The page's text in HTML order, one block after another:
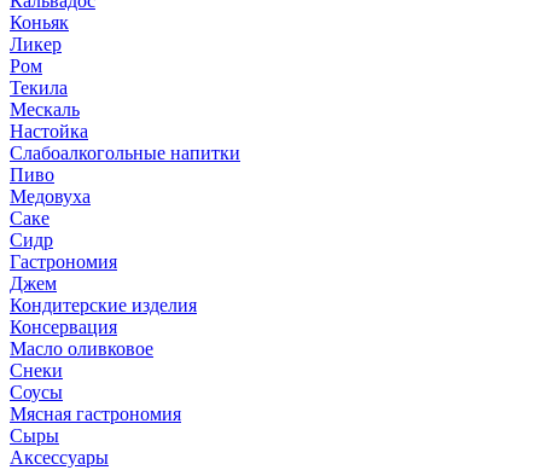
Коньяк
Ликер
Ром
Текила
Мескаль
Настойка
Слабоалкогольные напитки
Пиво
Медовуха
Саке
Сидр
Гастрономия
Джем
Кондитерские изделия
Консервация
Масло оливковое
Снеки
Соусы
Мясная гастрономия
Сыры
Аксессуары